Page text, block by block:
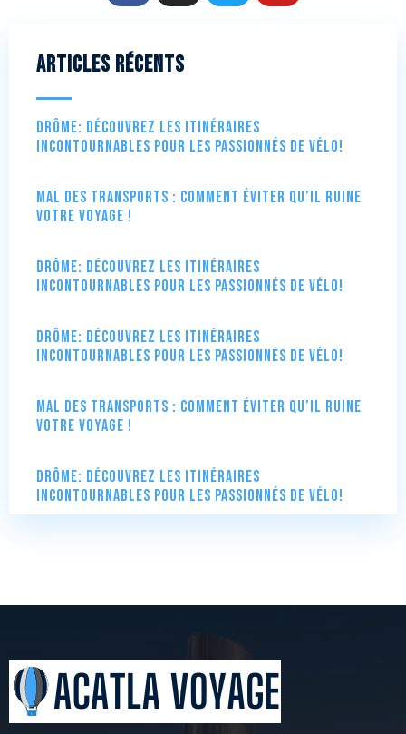
Articles récents
Drôme: Découvrez les itinéraires
incontournables pour les passionnés de vélo!
Mal des transports : comment éviter qu’il ruine
votre voyage !
Drôme: Découvrez les itinéraires
incontournables pour les passionnés de vélo!
Drôme: Découvrez les itinéraires
incontournables pour les passionnés de vélo!
Mal des transports : comment éviter qu’il ruine
votre voyage !
Drôme: Découvrez les itinéraires
incontournables pour les passionnés de vélo!